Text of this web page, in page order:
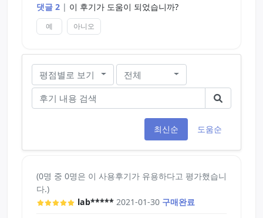
내가 잘 못 참는건가..
좀 오래 즐길사람이면 다른 명증 쓰면 될거 같고, 이
3분밖에 못 버텼지만..좋다.. 단점은 저사람 야동을
못찾겠다는 점.
댓글 2 | 이 후기가 도움이 되었습니까?
예 아니오
평점별로 보기 전체
최신순 도움순
(0명 중 0명은 이 사용후기가 유용하다고 평가했습니
다.)
lab***** 2021-01-30 구매완료